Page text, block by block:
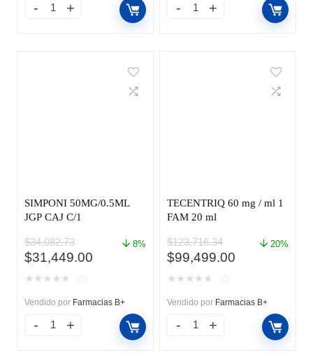
SIMPONI 50MG/0.5ML
JGP CAJ C/1
$34,082.73
El
precio
era:
$34,082.73.
$31,449.00
es:
$31,449.00.
8%
★ ★ ★ ★ ★
Vendido por Farmacias B+
TECENTRIQ 60 mg / ml 1
FAM 20 ml
$123,716.34
El
precio
era:
$123,716.34.
$99,499.00
es:
$99,499.00.
20%
★ ★ ★ ★ ★
Vendido por Farmacias B+